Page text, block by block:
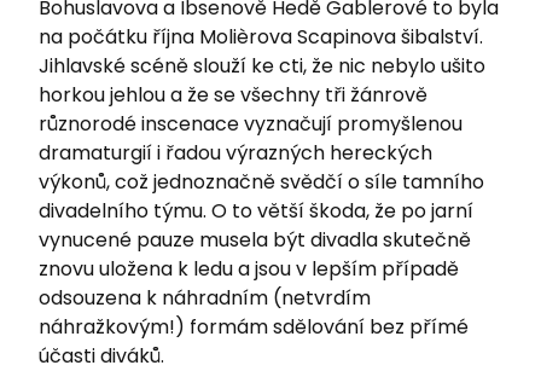
Bohuslavova a Ibsenově Hedě Gablerové to byla
na počátku října MolièrovaScapinova šibalství.
Jihlavské scéně slouží ke cti, že nic nebylo ušito
horkou jehlou a že se všechny tři žánrově
různorodé inscenace vyznačují promyšlenou
dramaturgií i řadou výrazných hereckých
výkonů, což jednoznačně svědčí o síle tamního
divadelního týmu. O to větší škoda, že po jarní
vynucené pauze musela být divadla skutečně
znovu uložena k ledu a jsou v lepším případě
odsouzena k náhradním (netvrdím
náhražkovým!) formám sdělování bez přímé
účasti diváků.